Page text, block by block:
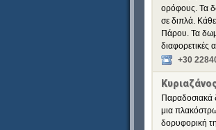
ορόφους. Τα
σε διπλά.
Πάρου. Τα
διαφορετικές
+30
Παραδοσιακά
μια
δορυφορική